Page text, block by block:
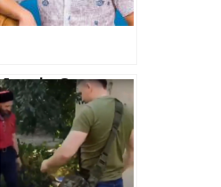
Андрію Стрижку,
посібнику
російських
окупантів у
Шевченково,
повідомили про